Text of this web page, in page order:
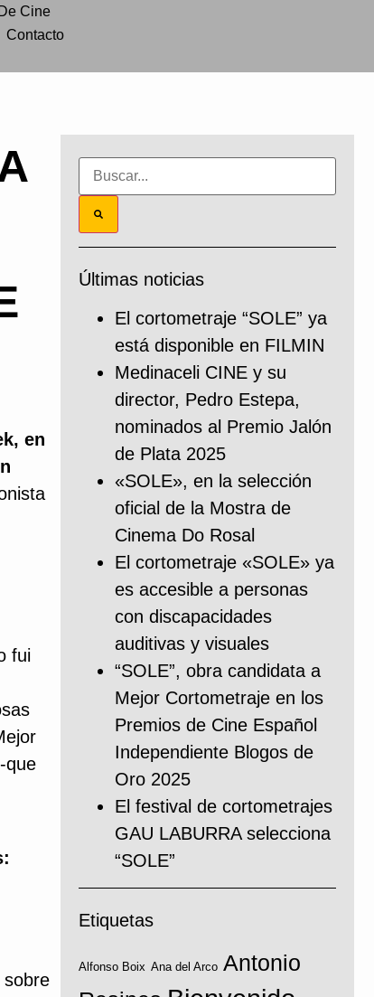
Cine
Contacto
en
fui
que
sobre
Últimas noticias
El cortometraje “SOLE” ya
está disponible en FILMIN
Medinaceli CINE y su
director, Pedro Estepa,
nominados al Premio Jalón
de Plata 2025
«SOLE», en la selección
oficial de la Mostra de
Cinema Do Rosal
El cortometraje «SOLE» ya
es accesible a personas
con discapacidades
auditivas y visuales
“SOLE”, obra candidata a
Mejor Cortometraje en los
Premios de Cine Español
Independiente Blogos de
Oro 2025
El festival de cortometrajes
GAU LABURRA selecciona
“SOLE”
Etiquetas
Alfonso Boix Ana del Arco Antonio